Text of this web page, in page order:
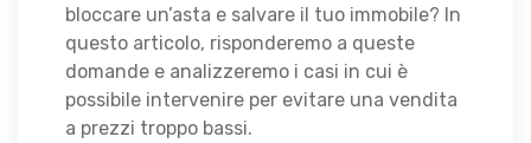
bloccare un’asta e salvare il tuo immobile? In
questo articolo, risponderemo a queste
domande e analizzeremo i casi in cui è
possibile intervenire per evitare una vendita
a prezzi troppo bassi.